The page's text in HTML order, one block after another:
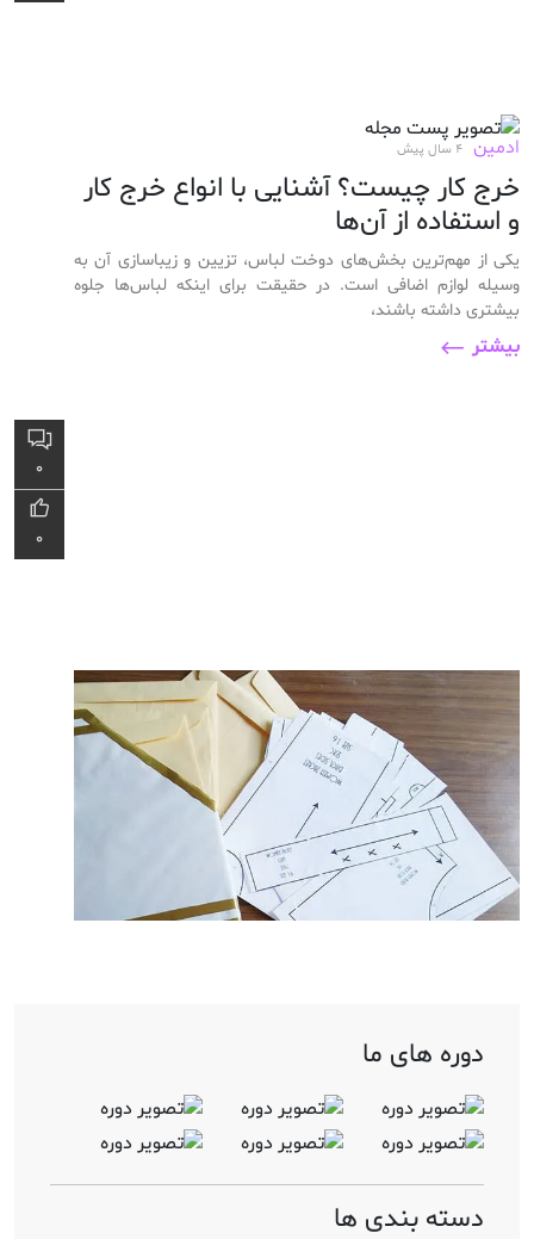
ادمین 4 سال پیش
خرج کار چیست؟ آشنایی با انواع خرج کار
و استفاده از آن‌ها
یکی از مهم‌ترین بخش‌های دوخت لباس، تزیین و زیباسازی آن به
وسیله لوازم اضافی است. در حقیقت برای اینکه لباس‌ها جلوه
بیشتری داشته باشند،
بیشتر
ادمین
0
0
الگوی آماده چیست؟ تجربه خیاطی در
کوتاه‌ترین زمان
فرایند رسم الگو یکی از مهم‌ترین بخش‌های خیاطی است. حتی اگر
قصد دوخت ساده‌ترین لباس‌ها را داشته باشید، الگو کشیدن
می‌توان بخش زمان بر و دشوار خیاطی برای شما باشد.
بیشتر
دوره های ما
دسته بندی ها